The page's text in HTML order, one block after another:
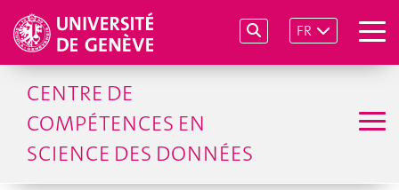
FR
CENTRE DE
COMPÉTENCES EN
SCIENCE DES DONNÉES